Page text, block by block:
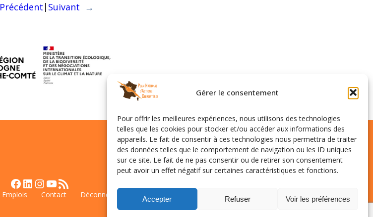
Gérer le consentement
Pour offrir les meilleures expériences, nous utilisons des technologies
telles que les cookies pour stocker et/ou accéder aux informations des
appareils. Le fait de consentir à ces technologies nous permettra de traiter
des données telles que le comportement de navigation ou les ID uniques
sur ce site. Le fait de ne pas consentir ou de retirer son consentement
peut avoir un effet négatif sur certaines caractéristiques et fonctions.
Accepter Refuser Voir les préférences
Précédent | Suivant →
Facebook
LinkedIn
Instagram
YouTube
Flux RSS
Emplois Contact Déconnexion Politique de cookies (UE)